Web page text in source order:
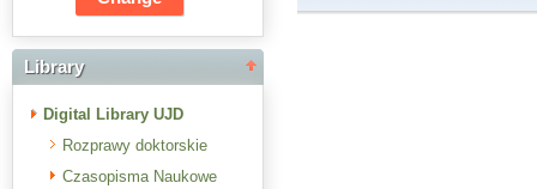
Library
Digital Library UJD
Rozprawy doktorskie
Czasopisma Naukowe